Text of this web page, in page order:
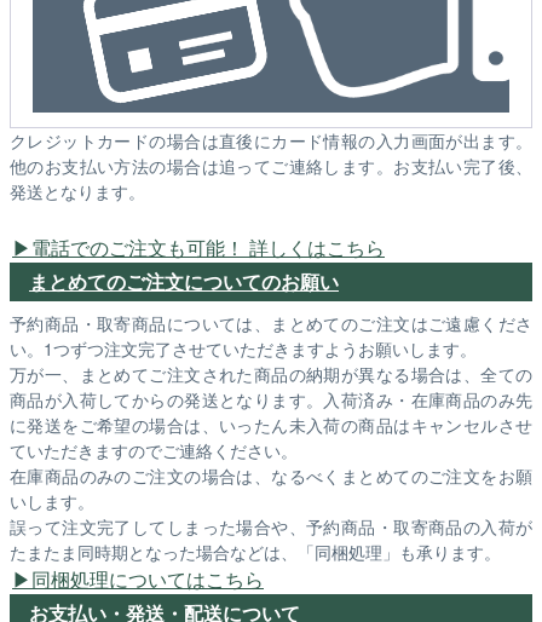
クレジットカードの場合は直後にカード情報の入力画面が出ます。
他のお支払い方法の場合は追ってご連絡します。お支払い完了後、
発送となります。
電話でのご注文も可能！ 詳しくはこちら
まとめてのご注文についてのお願い
予約商品・取寄商品については、まとめてのご注文はご遠慮くださ
い。1つずつ注文完了させていただきますようお願いします。
万が一、まとめてご注文された商品の納期が異なる場合は、全ての
商品が入荷してからの発送となります。入荷済み・在庫商品のみ先
に発送をご希望の場合は、いったん未入荷の商品はキャンセルさせ
ていただきますのでご連絡ください。
在庫商品のみのご注文の場合は、なるべくまとめてのご注文をお願
いします。
誤って注文完了してしまった場合や、予約商品・取寄商品の入荷が
たまたま同時期となった場合などは、「同梱処理」も承ります。
同梱処理についてはこちら
お支払い・発送・配送について